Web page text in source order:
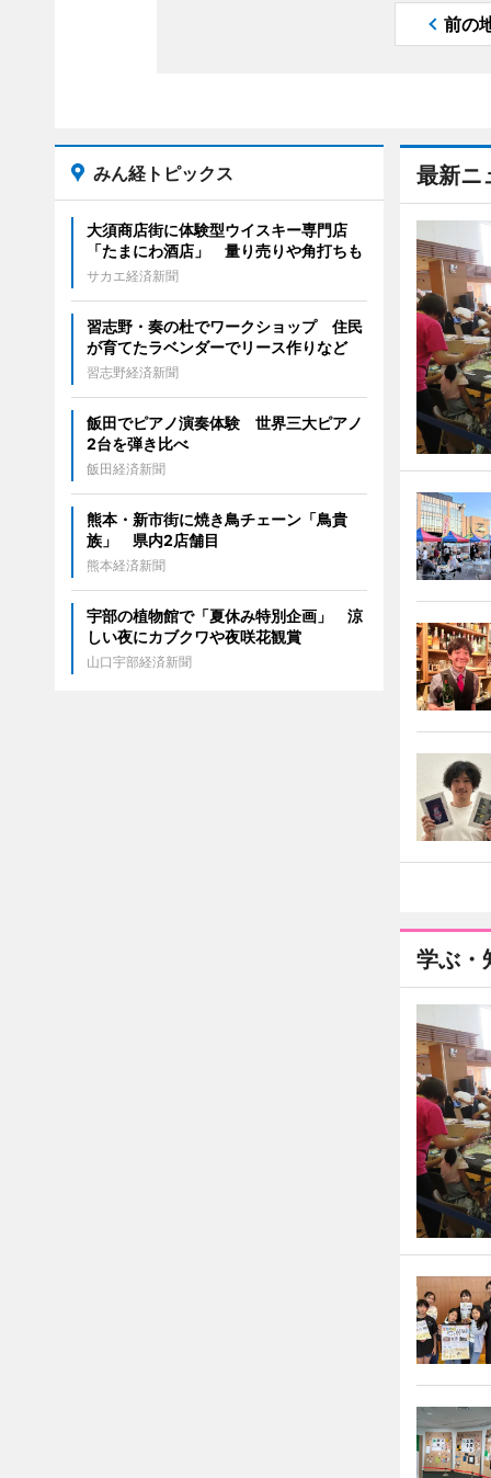
前の
最新ニ
学ぶ・
みん経トピックス
大須商店街に体験型ウイスキー専門店
「たまにわ酒店」 量り売りや角打ちも
サカエ経済新聞
習志野・奏の杜でワークショップ 住民
が育てたラベンダーでリース作りなど
習志野経済新聞
飯田でピアノ演奏体験 世界三大ピアノ
2台を弾き比べ
飯田経済新聞
熊本・新市街に焼き鳥チェーン「鳥貴
族」 県内2店舗目
熊本経済新聞
宇部の植物館で「夏休み特別企画」 涼
しい夜にカブクワや夜咲花観賞
山口宇部経済新聞